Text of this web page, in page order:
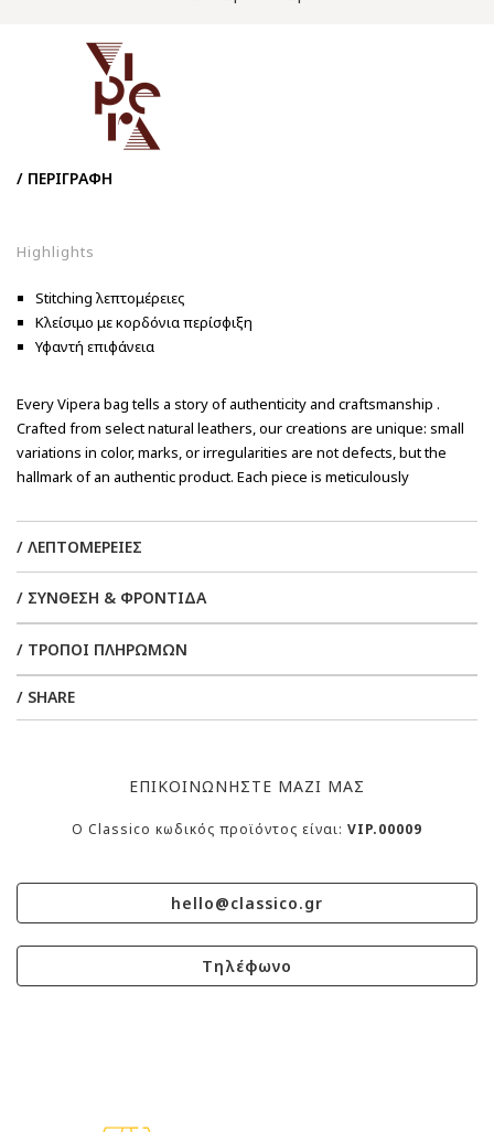
/ ΠΕΡΙΓΡΑΦΗ
Highlights
Stitching λεπτομέρειες
Κλείσιμο με κορδόνια περίσφιξη
Υφαντή επιφάνεια
Every Vipera bag tells a story of authenticity and craftsmanship .
Crafted from select natural leathers, our creations are unique: small
variations in color, marks, or irregularities are not defects, but the
hallmark of an authentic product. Each piece is meticulously
color are a testament to the excellence of our craftsmanship, where
every detail is designed to enhance the style.
/ ΛΕΠΤΟΜΕΡΕΙΕΣ
/ ΣΥΝΘΕΣΗ & ΦΡΟΝΤΙΔΑ
/ ΤΡΟΠΟΙ ΠΛΗΡΩΜΩΝ
/ SHARE
ΕΠΙΚΟΙΝΩΝΗΣΤΕ ΜΑΖΙ ΜΑΣ
O Classico κωδικός προϊόντος είναι: VIP.00009
hello@classico.gr
Τηλέφωνο